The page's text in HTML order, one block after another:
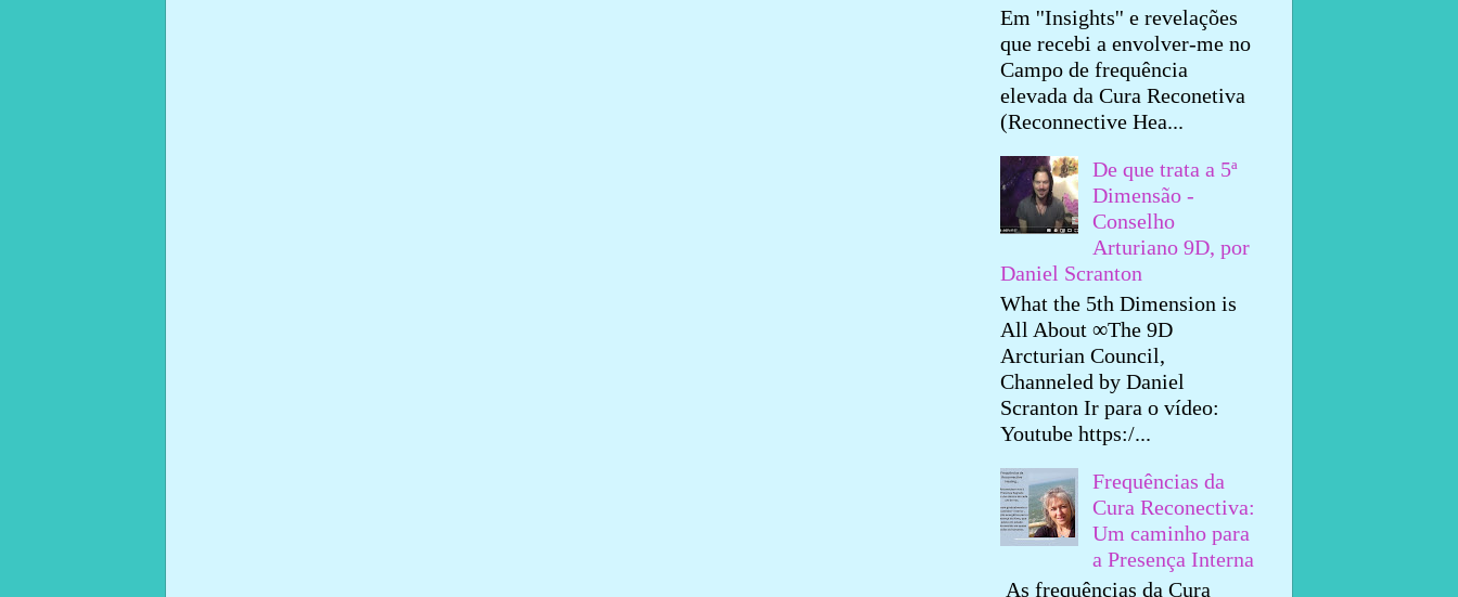
Em ''Insights'' e revelações
que recebi a envolver-me no
Campo de frequência
elevada da Cura Reconetiva
(Reconnective Hea...
De que trata a 5ª
Dimensão -
Conselho
Arturiano 9D, por
Daniel Scranton
What the 5th Dimension is
All About ∞The 9D
Arcturian Council,
Channeled by Daniel
Scranton Ir para o vídeo:
Youtube https:/...
Frequências da
Cura Reconectiva:
Um caminho para
a Presença Interna
As frequências da Cura